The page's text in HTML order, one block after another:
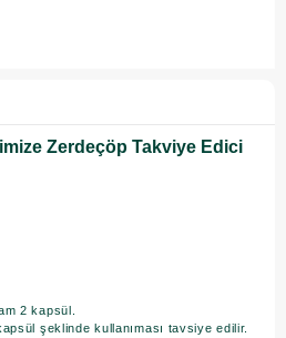
Zerdeçöp Takviye Edici
2 kapsül.
şeklinde kullanıması tavsiye edilir.